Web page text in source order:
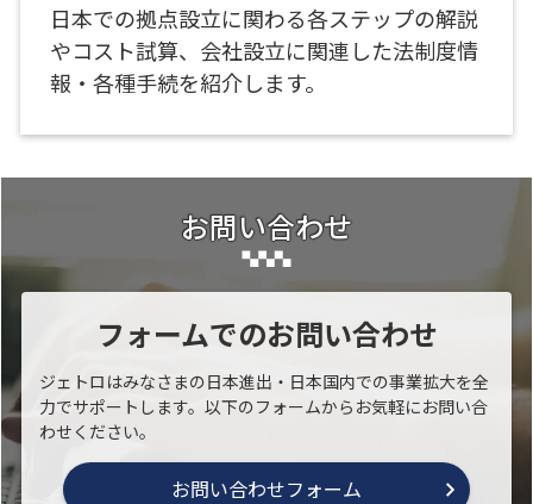
日本での拠点設立に関わる各ステップの解説
やコスト試算、会社設立に関連した法制度情
報・各種手続を紹介します。
お問い合わせ
フォームでのお問い合わせ
ジェトロはみなさまの日本進出・日本国内での事業拡大を全
力でサポートします。以下のフォームからお気軽にお問い合
わせください。
お問い合わせフォーム